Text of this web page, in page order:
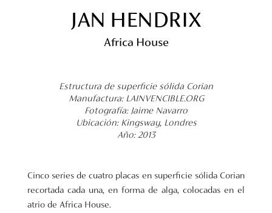
JAN HENDRIX
Africa House
Estructura de superficie sólida Corian
Manufactura: LAINVENCIBLE.ORG
Fotografía: Jaime Navarro
Ubicación: Kingsway, Londres
Año: 2013
Cinco series de cuatro placas en superficie sólida Corian
recortada cada una, en forma de alga, colocadas en el
atrio de Africa House.